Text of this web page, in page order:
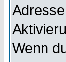
Wenn